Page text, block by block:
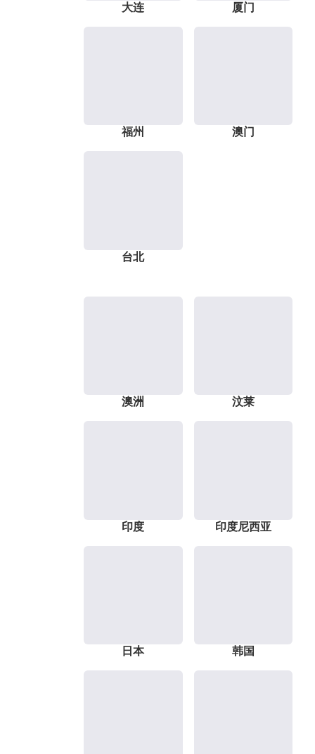
大连 厦门
福州 澳门
台北
澳洲 汶莱
印度 印度尼西亚
日本 韩国